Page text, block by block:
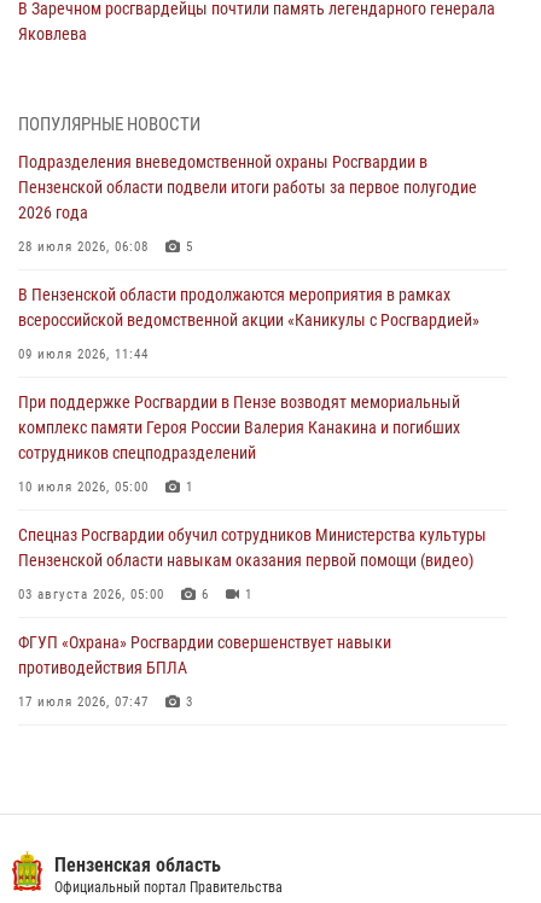
В Заречном росгвардейцы почтили память легендарного генерала
Яковлева
Сотрудники пензенского ОМОН «Страж» познакомили участников
05 августа 2026, 06:15
В Пензе сотрудники Росгвардии оказали помощь
дезориентированному пенсионеру
В Пензе при силовой поддержке Росгвардии пресечена
деятельность ОПГ, маскировавшейся под реабилитационный центр
04 августа 2026, 07:05 4
В Управлении Росгвардии по Пензенской области подвели итоги
работы за первое полугодие 2026 года
ПОПУЛЯРНЫЕ НОВОСТИ
Подразделения вневедомственной охраны Росгвардии в
Пензенской области подвели итоги работы за первое полугодие
2026 года
28 июля 2026, 06:08 5
В Пензенской области продолжаются мероприятия в рамках
всероссийской ведомственной акции «Каникулы с Росгвардией»
09 июля 2026, 11:44
При поддержке Росгвардии в Пензе возводят мемориальный
комплекс памяти Героя России Валерия Канакина и погибших
сотрудников спецподразделений
10 июля 2026, 05:00 1
Спецназ Росгвардии обучил сотрудников Министерства культуры
Пензенской области навыкам оказания первой помощи (видео)
03 августа 2026, 05:00 6 1
ФГУП «Охрана» Росгвардии совершенствует навыки
противодействия БПЛА
17 июля 2026, 07:47 3
Пензенский спецназ Росгвардии готовит студентов к окружному
этапу «Зарницы 2.0» (видео)
Пензенская область
Официальный портал Правительства